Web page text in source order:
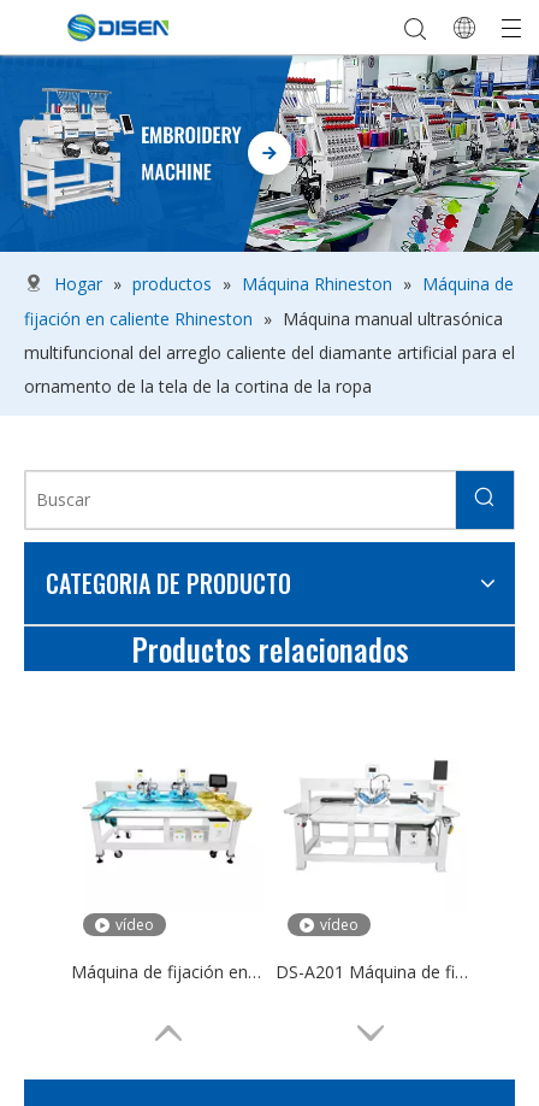
Hogar » productos » Máquina Rhineston » Máquina de
fijación en caliente Rhineston » Máquina manual ultrasónica
multifuncional del arreglo caliente del diamante artificial para el
ornamento de la tela de la cortina de la ropa
CATEGORIA DE PRODUCTO
Productos relacionados
vídeo
Máquina de fijación en caliente ultrasónica cristalina de la máquina del diamante artificial de la tela completamente automática DS-S202
vídeo
DS-A201 Máquina de fijación en caliente de diamantes de imitación completamente automática de doble disco de cabezal único para uso industrial